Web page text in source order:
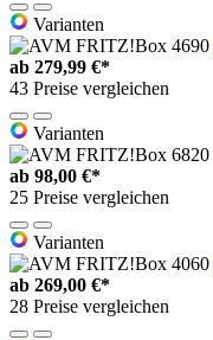
Varianten
ab 279,99 €*
43 Preise vergleichen
Varianten
ab 98,00 €*
25 Preise vergleichen
Varianten
ab 269,00 €*
28 Preise vergleichen